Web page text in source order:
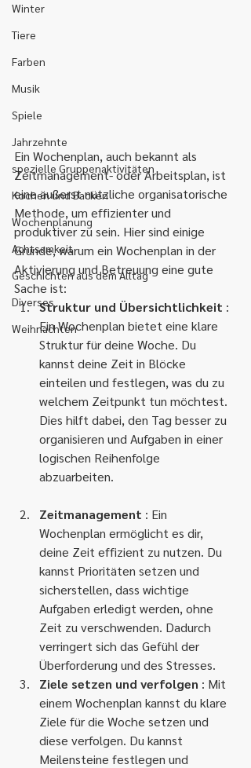
Winter
Tiere
Farben
Musik
Spiele
Jahrzehnte
spezielle Gruppenaktivitäten
Kochen und Backen
Wochenplanung
Achtsamkeit
Geschichten aus dem Alltag
Diverses
Weihnachten
Ein Wochenplan, auch bekannt als
Zeitmanagement- oder Arbeitsplan, ist
eine äußerst nützliche organisatorische
Methode, um effizienter und
produktiver zu sein. Hier sind einige
Gründe, warum ein Wochenplan in der
Aktivierung und Betreuung eine gute
Sache ist:
Struktur und Übersichtlichkeit :
Ein Wochenplan bietet eine klare
Struktur für deine Woche. Du
kannst deine Zeit in Blöcke
einteilen und festlegen, was du zu
welchem ​​Zeitpunkt tun möchtest.
Dies hilft dabei, den Tag besser zu
organisieren und Aufgaben in einer
logischen Reihenfolge
abzuarbeiten.
Zeitmanagement : Ein
Wochenplan ermöglicht es dir,
deine Zeit effizient zu nutzen. Du
kannst Prioritäten setzen und
sicherstellen, dass wichtige
Aufgaben erledigt werden, ohne
Zeit zu verschwenden. Dadurch
verringert sich das Gefühl der
Überforderung und des Stresses.
Ziele setzen und verfolgen : Mit
einem Wochenplan kannst du klare
Ziele für die Woche setzen und
diese verfolgen. Du kannst
Meilensteine ​​festlegen und